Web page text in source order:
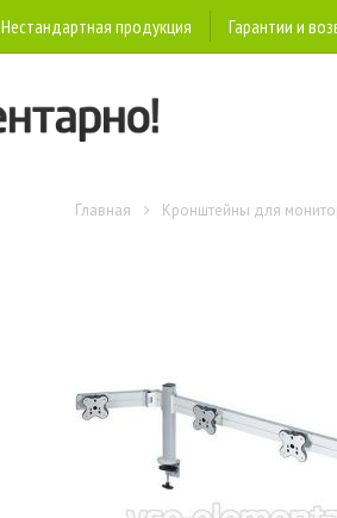
Нестандартная продукция Гарантии и
Главная Кронштейны для